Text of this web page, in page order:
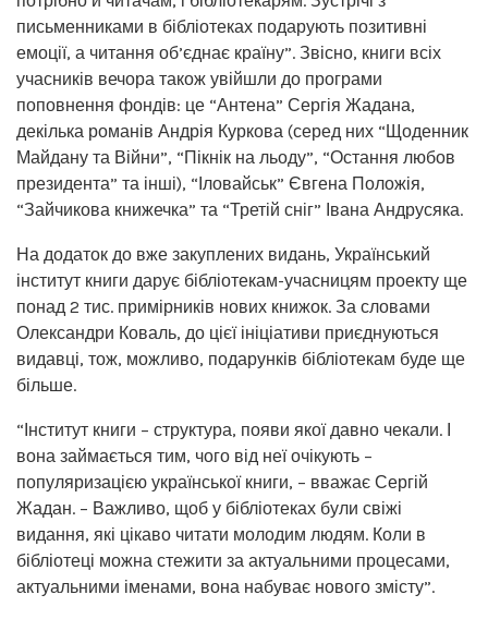
письменниками в бібліотеках подарують позитивні
емоції, а читання об’єднає країну”. Звісно, книги всіх
учасників вечора також увійшли до програми
поповнення фондів: це “Антена” Сергія Жадана,
декілька романів Андрія Куркова (серед них “Щоденник
Майдану та Війни”, “Пікнік на льоду”, “Остання любов
президента” та інші), “Іловайськ” Євгена Положія,
“Зайчикова книжечка” та “Третій сніг” Івана Андрусяка.
На додаток до вже закуплених видань, Український
інститут книги дарує бібліотекам-учасницям проекту ще
понад 2 тис. примірників нових книжок. За словами
Олександри Коваль, до цієї ініціативи приєднуються
видавці, тож, можливо, подарунків бібліотекам буде ще
більше.
“Інститут книги – структура, появи якої давно чекали. І
вона займається тим, чого від неї очікують –
популяризацією української книги, – вважає Сергій
Жадан. – Важливо, щоб у бібліотеках були свіжі
видання, які цікаво читати молодим людям. Коли в
бібліотеці можна стежити за актуальними процесами,
актуальними іменами, вона набуває нового змісту”.